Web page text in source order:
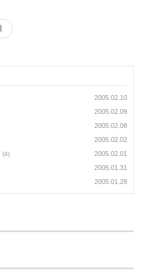
2005.02.10
2005.02.09
2005.02.08
2005.02.02
(4) 2005.02.01
2005.01.31
2005.01.28